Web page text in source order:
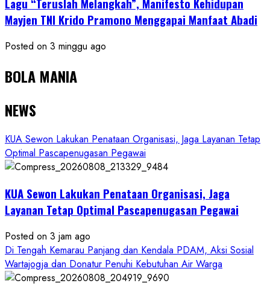
Lagu “Teruslah Melangkah”, Manifesto Kehidupan
Mayjen TNI Krido Pramono Menggapai Manfaat Abadi
Posted on 3 minggu ago
BOLA MANIA
NEWS
KUA Sewon Lakukan Penataan Organisasi, Jaga Layanan Tetap
Optimal Pascapenugasan Pegawai
KUA Sewon Lakukan Penataan Organisasi, Jaga
Layanan Tetap Optimal Pascapenugasan Pegawai
Posted on 3 jam ago
Di Tengah Kemarau Panjang dan Kendala PDAM, Aksi Sosial
Wartajogja dan Donatur Penuhi Kebutuhan Air Warga